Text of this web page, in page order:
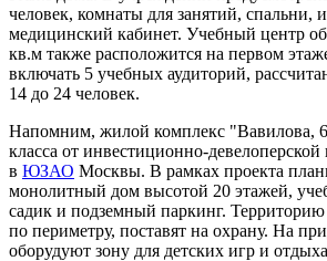
человек, комнаты для занятий, спальни,
медицинский кабинет. Учебный центр
кв.м также расположится на первом
включать 5 учебных аудиторий,
14 до 24 человек.
Напомним, жилой комплекс "Вавилова,
класса от инвестиционно-
в ЮЗАО Москвы. В рамках проекта
монолитный дом высотой 20 этажей,
садик и подземный паркинг. Территорию
по периметру, поставят на охрану. На
оборудуют зону для детских игр и